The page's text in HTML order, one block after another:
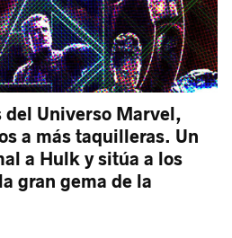
del Universo Marvel,
a más taquilleras. Un
a Hulk y sitúa a los
gran gema de la